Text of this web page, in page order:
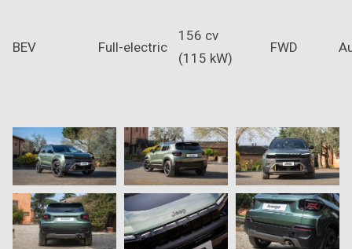
BEV Full-electric
156 cv
(115 kW)
FWD